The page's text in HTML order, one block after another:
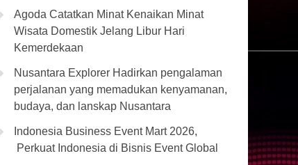
Agoda Catatkan Minat Kenaikan Minat
Wisata Domestik Jelang Libur Hari
Kemerdekaan
Nusantara Explorer Hadirkan pengalaman
perjalanan yang memadukan kenyamanan,
budaya, dan lanskap Nusantara
Indonesia Business Event Mart 2026,
Perkuat Indonesia di Bisnis Event Global